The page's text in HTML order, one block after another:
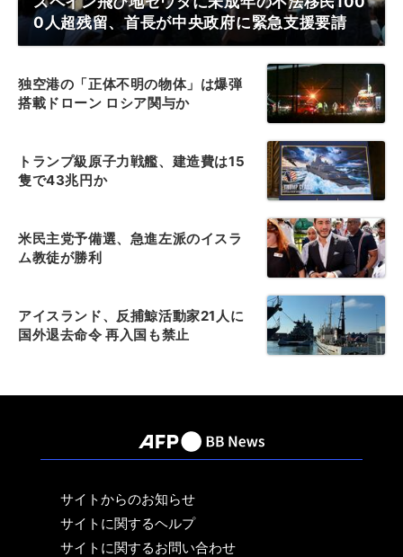
0人超残留、首長が中央政府に緊急支援要請
独空港の「正体不明の物体」は爆弾
搭載ドローン ロシア関与か
トランプ級原子力戦艦、建造費は15
隻で43兆円か
米民主党予備選、急進左派のイスラ
ム教徒が勝利
アイスランド、反捕鯨活動家21人に
国外退去命令 再入国も禁止
サイトからのお知らせ
サイトに関するヘルプ
サイトに関するお問い合わせ